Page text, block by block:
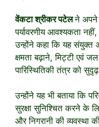
वेंकटा श्रीकर पटेल ने अपने
पर्यावरणीय आवश्यकता
उन्होंने कहा कि यह संयुक्त
क्षमता बढ़ाने, मिट्टी एवं
पारिस्थितिकी तंत्र को
उन्होंने यह भी बताया कि
सुरक्षा सुनिश्चित करने के
और निगरानी की व्यवस्था